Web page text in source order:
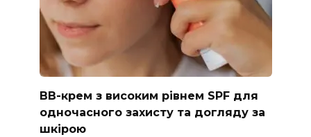
ВВ-крем з високим рівнем SPF для
одночасного захисту та догляду за
шкірою